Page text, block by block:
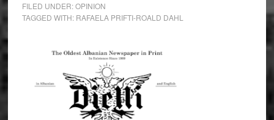
FILED UNDER:OPINION
TAGGED WITH: RAFAELA PRIFTI-ROALD DAHL